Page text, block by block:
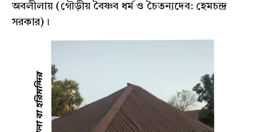
অবলীলায় (গৌড়ীয় বৈষ্ণব ধর্ম ও চৈতন্যদেব: হেমচন্দ্র
সরকার)।